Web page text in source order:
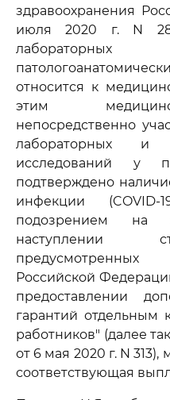
здравоохранения
июля 2020 г. N 28-
относится к
этим
непосредственно
лабораторных и
исследований у
подтверждено
инфекции
подозрением
наступлении
предусмотренных
Российской
предоставлении
гарантий отдельным
работников" (далее
от 6 мая 2020 г. N
соответствующая